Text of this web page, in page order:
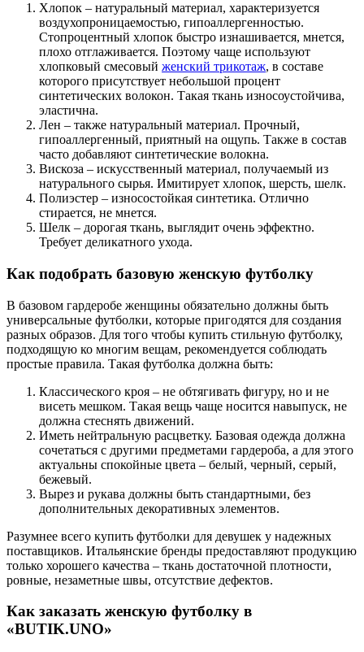
Хлопок – натуральный материал, характеризуется
воздухопроницаемостью, гипоаллергенностью.
Стопроцентный хлопок быстро изнашивается, мнется,
плохо отглаживается. Поэтому чаще используют
хлопковый смесовый женский трикотаж, в составе
которого присутствует небольшой процент
синтетических волокон. Такая ткань износоустойчива,
эластична.
Лен – также натуральный материал. Прочный,
гипоаллергенный, приятный на ощупь. Также в состав
часто добавляют синтетические волокна.
Вискоза – искусственный материал, получаемый из
натурального сырья. Имитирует хлопок, шерсть, шелк.
Полиэстер – износостойкая синтетика. Отлично
стирается, не мнется.
Шелк – дорогая ткань, выглядит очень эффектно.
Требует деликатного ухода.
Как подобрать базовую женскую футболку
В базовом гардеробе женщины обязательно должны быть
универсальные футболки, которые пригодятся для создания
разных образов. Для того чтобы купить стильную футболку,
подходящую ко многим вещам, рекомендуется соблюдать
простые правила. Такая футболка должна быть:
Классического кроя – не обтягивать фигуру, но и не
висеть мешком. Такая вещь чаще носится навыпуск, не
должна стеснять движений.
Иметь нейтральную расцветку. Базовая одежда должна
сочетаться с другими предметами гардероба, а для этого
актуальны спокойные цвета – белый, черный, серый,
бежевый.
Вырез и рукава должны быть стандартными, без
дополнительных декоративных элементов.
Разумнее всего купить футболки для девушек у надежных
поставщиков. Итальянские бренды предоставляют продукцию
только хорошего качества – ткань достаточной плотности,
ровные, незаметные швы, отсутствие дефектов.
Как заказать женскую футболку в
«BUTIK.UNO»